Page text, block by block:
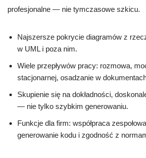
profesjonalne — nie tymczasowe szkicu.
Najszersze pokrycie diagramów z
w UML i poza nim.
Wiele przepływów pracy: rozmowa,
stacjonarnej, osadzanie w
Skupienie się na dokładności,
— nie tylko szybkim generowaniu.
Funkcje dla firm: współpraca
generowanie kodu i zgodność z